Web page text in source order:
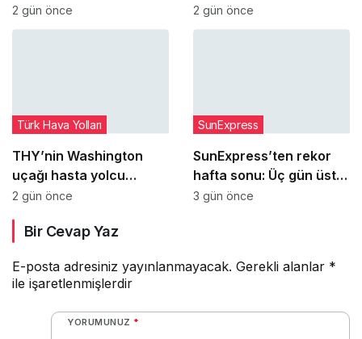
sıradaki yerini korudu
2 gün önce
Başkanı Şeker’e ziyaret
2 gün önce
THY’nin Washington
uçağı hasta yolcu
nedeniyle İstanbul’a geri
Türk Hava Yolları
2 gün önce
SunExpress’ten rekor
hafta sonu: Üç gün üst
üste günlük yolcu sayısı
SunExpress
3 gün önce
Bir Cevap Yaz
E-posta adresiniz yayınlanmayacak. Gerekli alanlar *
ile işaretlenmişlerdir
YORUMUNUZ *